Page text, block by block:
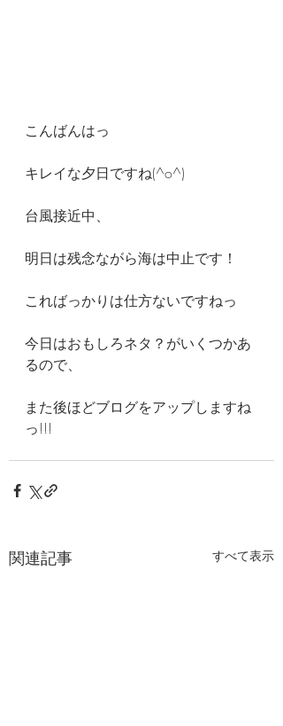
こんばんはっ
キレイな夕日ですね(^o^)
台風接近中、
明日は残念ながら海は中止です！
こればっかりは仕方ないですねっ
今日はおもしろネタ？がいくつかあ
るので、
また後ほどブログをアップしますね
っ!!!
関連記事 すべて表示